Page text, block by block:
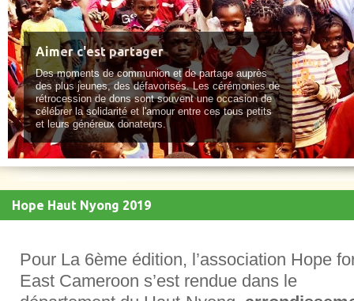
Aimer c'est partager
Des moments de communion et de partage auprès
des plus jeunes, des défavorisés. Les cérémonies de
rétrocession de dons sont souvent une occasion de
célébrer la solidarité et l'amour entre ces tous petits
et leurs généreux donateurs.
Hope Haut Nyong 2019
Pour La 6ème édition, l’association Hope
East Cameroon s’est rendue dans le